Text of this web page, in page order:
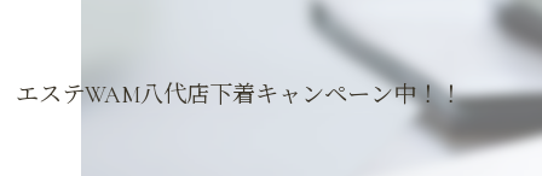
エステWAM八代店下着キャンペーン中！！